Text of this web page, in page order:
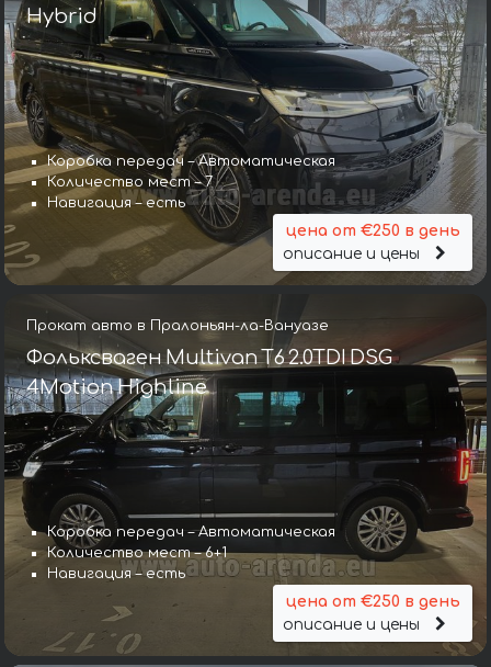
Hybrid
Коробка передач – Автоматическая
Количество мест – 7
Навигация – есть
цена от €250 в день
описание и цены
Прокат авто в Пралоньян-ла-Вануазе
Фольксваген Multivan T6 2.0TDI DSG
4Motion Highline
Коробка передач – Автоматическая
Количество мест – 6+1
Навигация – есть
цена от €250 в день
описание и цены